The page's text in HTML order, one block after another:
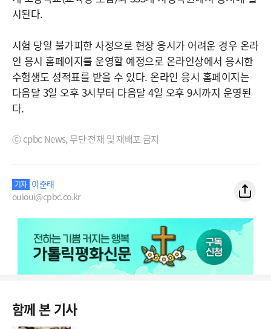
시된다.
시험 당일 불가피한 사정으로 현장 응시가 어려운 경우 온라
인 응시 홈페이지를 운영할 예정으로 온라인상에서 응시한
수험생도 성적표를 받을 수 있다. 온라인 응시 홈페이지는
다음달 3일 오후 3시부터 다음달 4일 오후 9시까지 운영된
다.
ⓒ cpbc News, 무단 전재 및 재배포 금지
기자 이준태
ouioui@cpbc.co.kr
함께 본 기사